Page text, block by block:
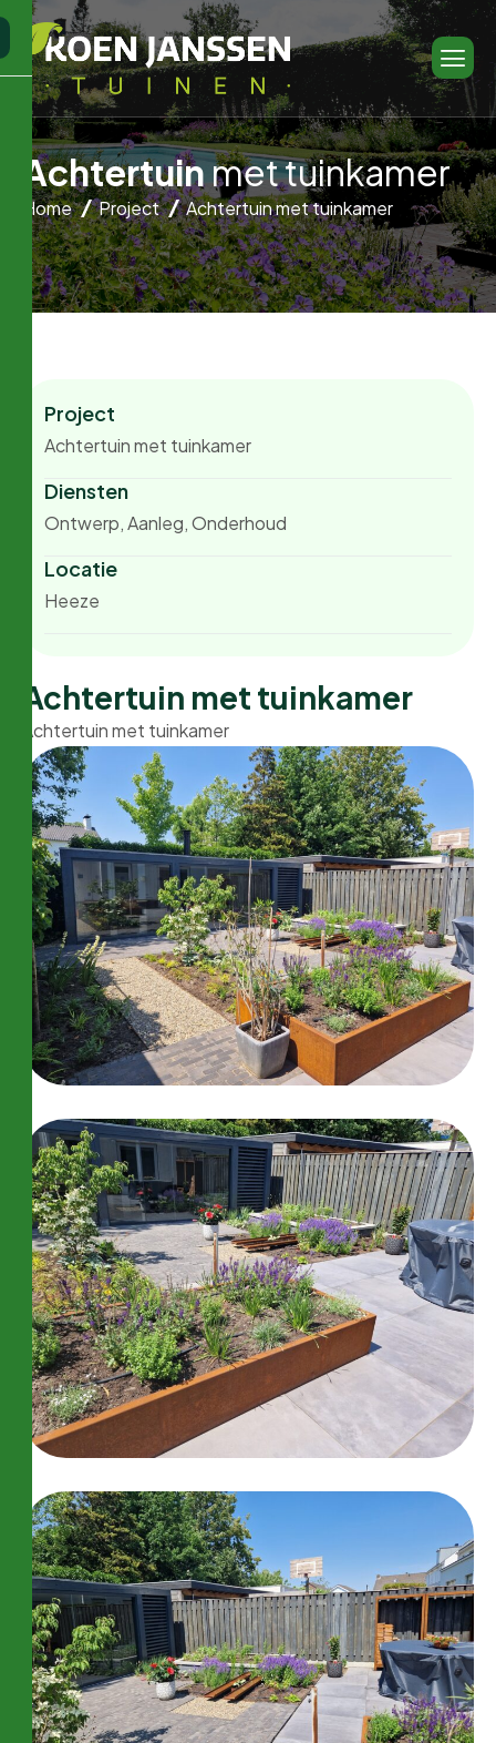
Achtertuinmettuinkamer
Home Project Achtertuin met tuinkamer
Project
Achtertuin met tuinkamer
Diensten
Ontwerp, Aanleg, Onderhoud
Locatie
Heeze
Achtertuin met tuinkamer
Achtertuin met tuinkamer